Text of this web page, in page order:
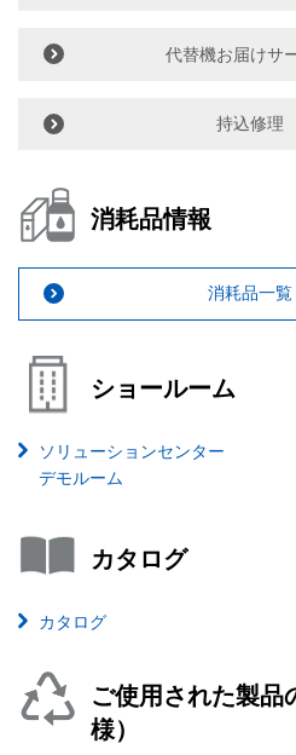
代替機お届けサ
持込修理
消耗品情報
消耗品一覧
ショールーム
ソリューションセンター
デモルーム
カタログ
カタログ
ご使用された製品
様）